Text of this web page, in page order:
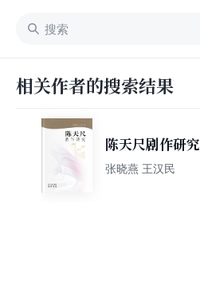
相关作者的搜索结果
陈天尺剧作研究
张晓燕 王汉民